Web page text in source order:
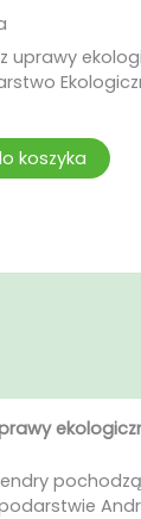
uprawy
koszyka